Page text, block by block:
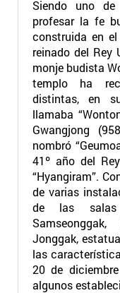
Siendo uno
profesar la fe
construida en
reinado del Rey
monje budista
templo ha
distintas, en
llamaba
Gwangjong
nombró
41º año del
“Hyangiram”.
de varias
de las salas
Samseonggak,
Jonggak,
las
20 de
algunos